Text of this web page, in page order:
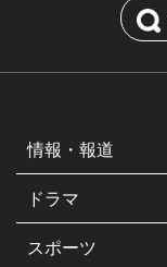
情報・報道
ドラマ
スポーツ